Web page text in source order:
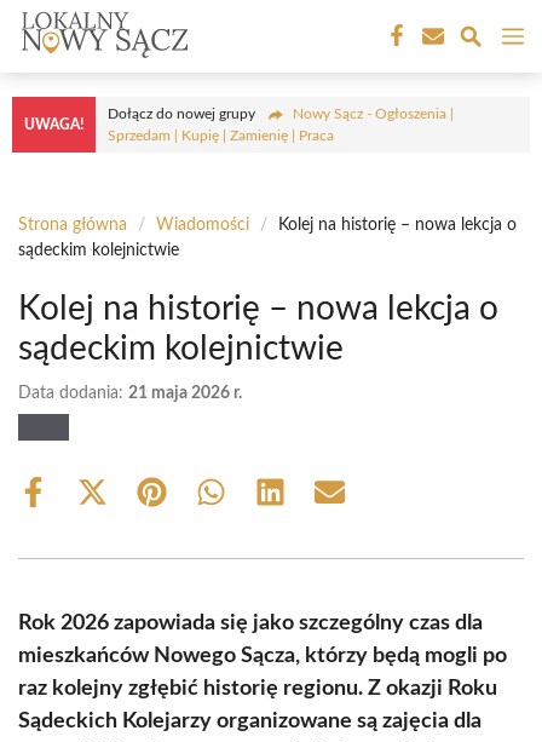
Przejdź
treści
UWAGA!
Dołącz do nowej grupy
Nowy Sącz - Ogłoszenia |
Sprzedam | Kupię | Zamienię | Praca
Strona główna / Wiadomości /
Kolej na historię – nowa lekcja o
sądeckim kolejnictwie
Kolej na historię – nowa lekcja o
sądeckim kolejnictwie
Data dodania: 21 maja 2026 r.
Share
Share
(Twitter)
Share Share Share Share
Rok 2026 zapowiada się jako szczególny czas dla
mieszkańców Nowego Sącza, którzy będą mogli po
raz kolejny zgłębić historię regionu. Z okazji Roku
Sądeckich Kolejarzy organizowane są zajęcia dla